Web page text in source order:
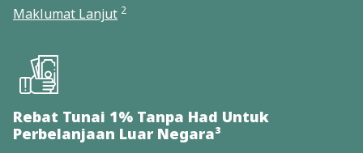
Maklumat Lanjut 2
Rebat Tunai 1% Tanpa Had Untuk
Perbelanjaan Luar Negara³